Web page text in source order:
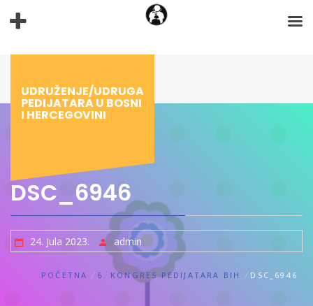
na
UDRUŽENJE/UDRUGA
PEDIJATARA U BOSNI
I HERCEGOVINI
DSC_6946
24. Jula 2023. admin
POČETNA 6. KONGRES PEDIJATARA BIH DSC_6946